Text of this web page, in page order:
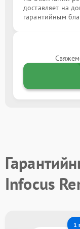
доставляет на
гарантийным
Infocus
1